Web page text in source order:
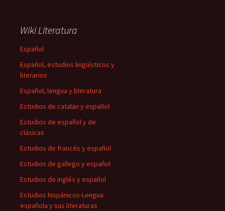
Wiki Literatura
Español
Español, estudios lingüísticos y
literarios
Español, lengua y literatura
Estudios de catalán y español
Estudios de español y de
clásicas
Estudios de francés y español
Estudios de gallego y español
Estudios de inglés y español
Estudios hispánicos-Lengua
española y sus literaturas